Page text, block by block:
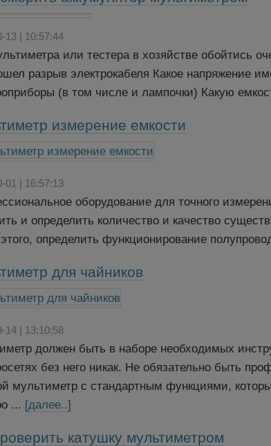
13 | 10:57:44
или тестера в хозяйстве обойтись
разрыв электрокабеля Какое напряжение
(в том числе и лампочки) Какую
измерение емкости
01 | 16:57:13
оборудование для точного
и определить количество и качество
определить функционирование
для чайников
14 | 13:10:58
должен быть в наборе необходимых
без него никак. Не обязательно быть
мультиметр с стандартным функциями,
... [далее..]
катушку мультиметром